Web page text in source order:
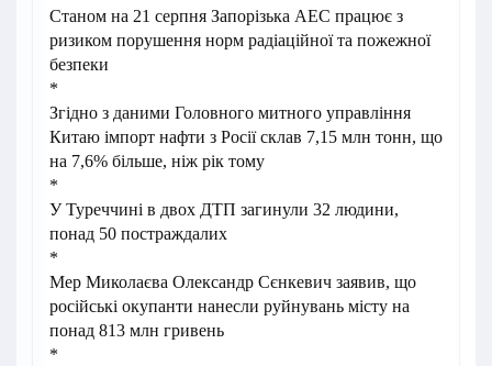
Станом на 21 серпня Запорізька АЕС працює з
ризиком порушення норм радіаційної та пожежної
безпеки
*
Згідно з даними Головного митного управління
Китаю імпорт нафти з Росії склав 7,15 млн тонн, що
на 7,6% більше, ніж рік тому
*
У Туреччині в двох ДТП загинули 32 людини,
понад 50 постраждалих
*
Мер Миколаєва Олександр Сєнкевич заявив, що
російські окупанти нанесли руйнувань місту на
понад 813 млн гривень
*